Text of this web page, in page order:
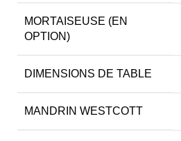
MORTAISEUSE (EN
OPTION)
DIMENSIONS DE TABLE
MANDRIN WESTCOTT